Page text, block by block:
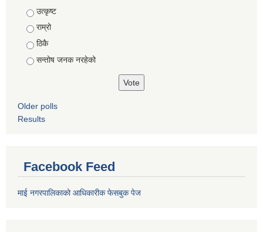
Choices
उत्कृष्ट
राम्रो
ठिकै
सन्तोष जनक नरहेको
Older polls
Results
Facebook Feed
माई नगरपालिकाको आधिकारीक फेसबुक पेज